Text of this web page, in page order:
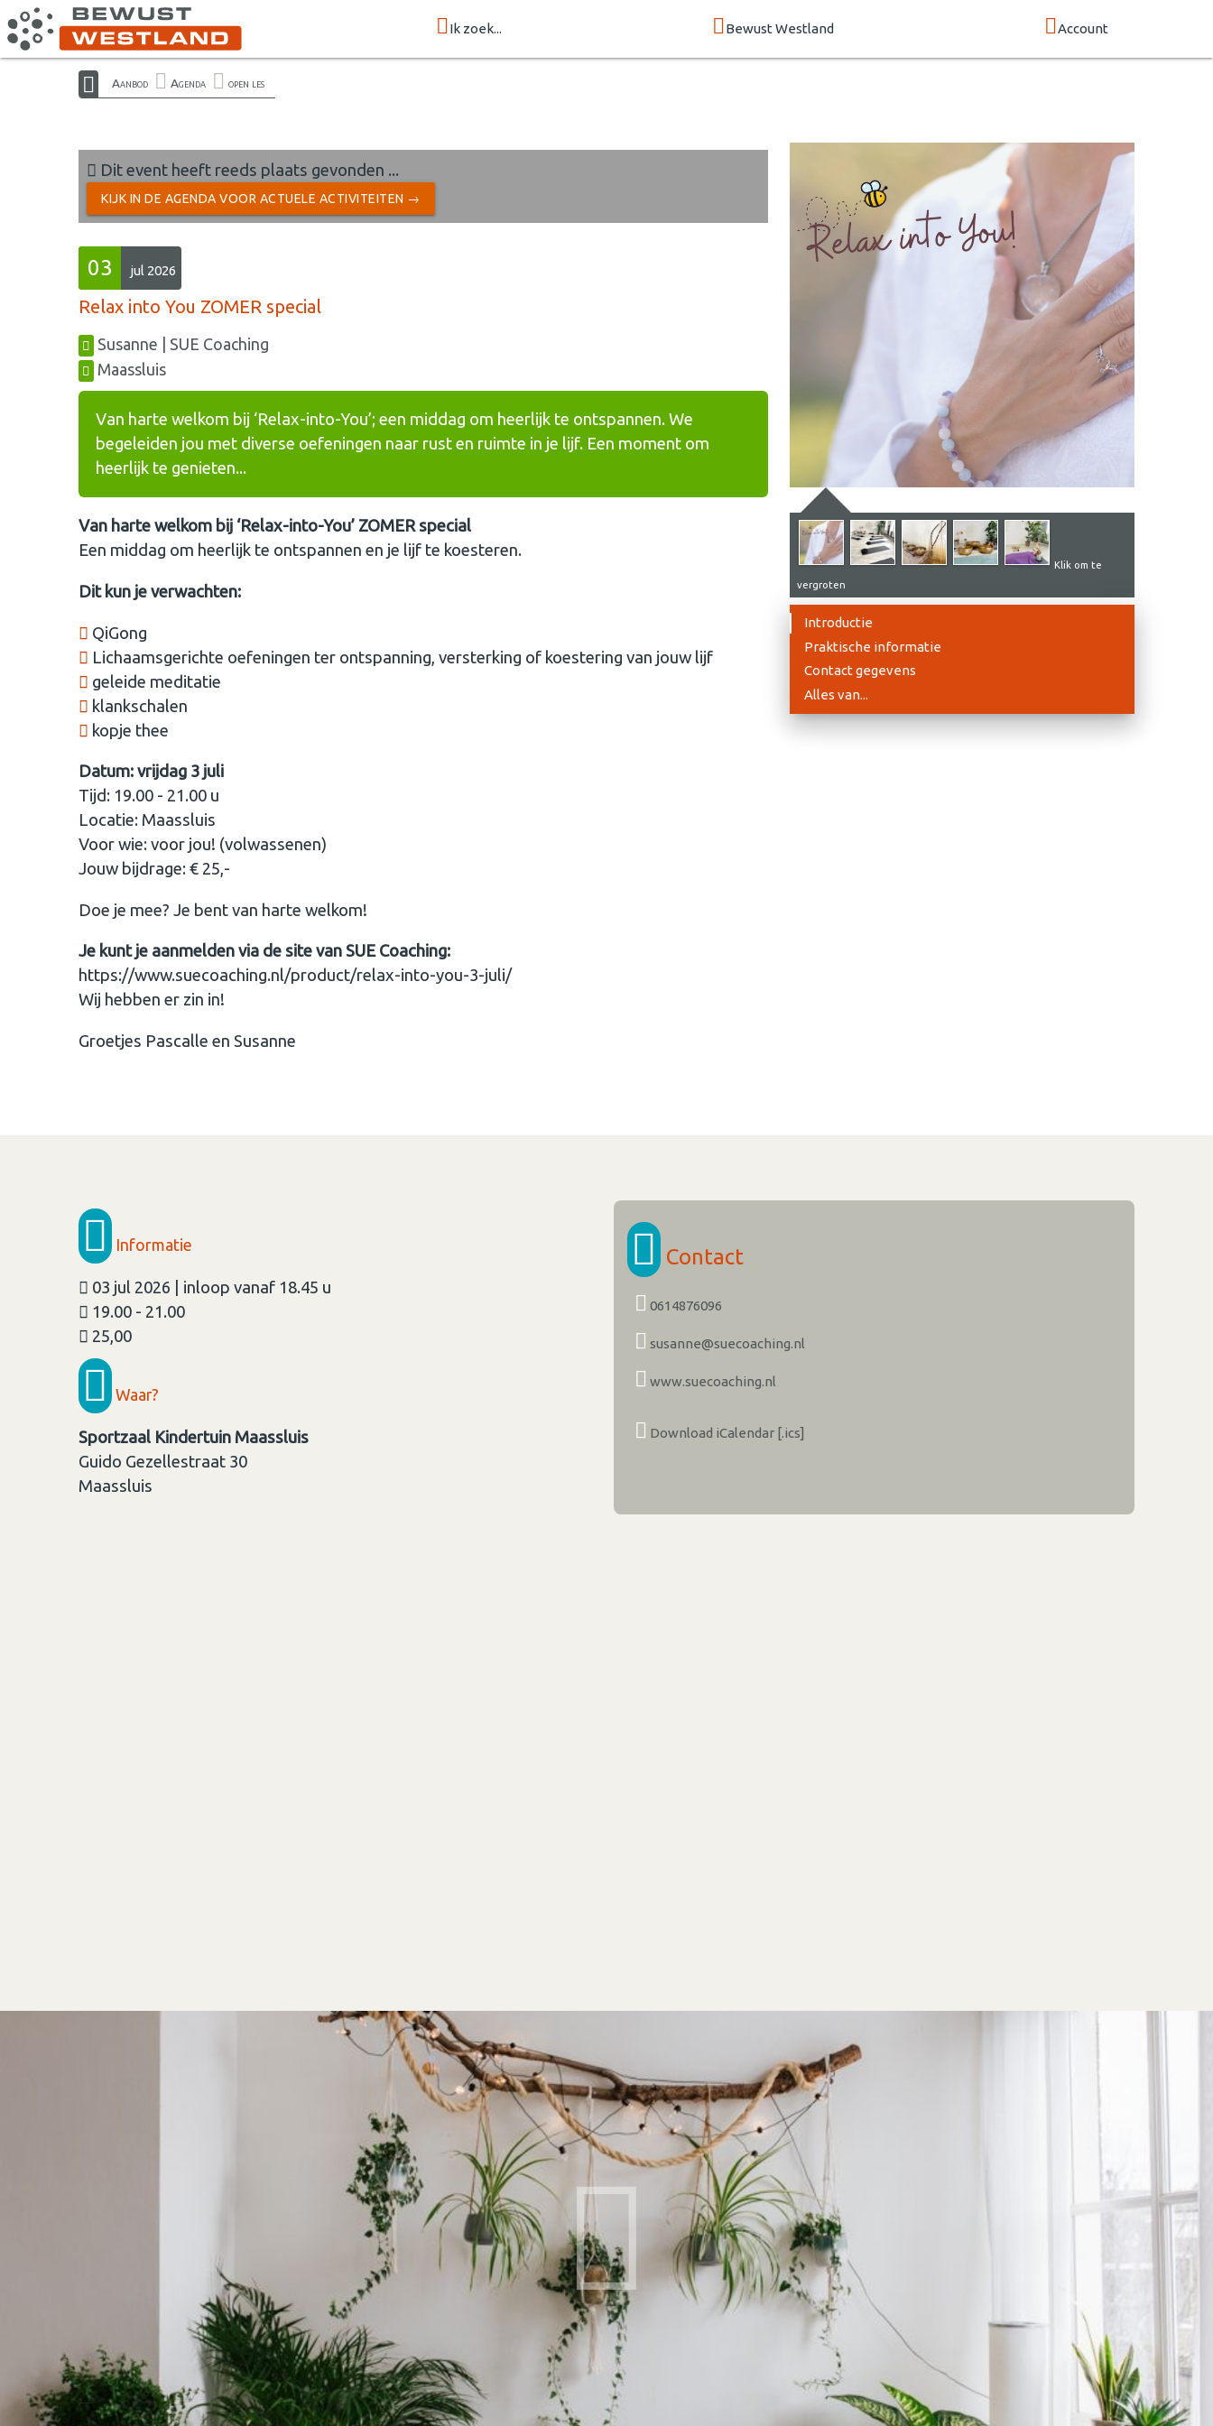
Ik zoek... Bewust Westland Account
Aanbod Agenda open les
Dit event heeft reeds plaats gevonden ...
KIJK IN DE AGENDA VOOR ACTUELE ACTIVITEITEN →
03 jul 2026
Relax into You ZOMER special
Susanne | SUE Coaching
Maassluis
Van harte welkom bij ‘Relax-into-You’; een middag om heerlijk te ontspannen. We
begeleiden jou met diverse oefeningen naar rust en ruimte in je lijf. Een moment om
heerlijk te genieten...
Van harte welkom bij ‘Relax-into-You’ ZOMER special
Een middag om heerlijk te ontspannen en je lijf te koesteren.
Dit kun je verwachten:
QiGong
Lichaamsgerichte oefeningen ter ontspanning, versterking of koestering van jouw lijf
⁠geleide meditatie
⁠klankschalen
⁠kopje thee
Datum: vrijdag 3 juli
Tijd: 19.00 - 21.00 u
Locatie: Maassluis
Voor wie: voor jou! (volwassenen)
Jouw bijdrage: € 25,-
Doe je mee? Je bent van harte welkom!
Je kunt je aanmelden via de site van SUE Coaching:
https://www.suecoaching.nl/product/relax-into-you-3-juli/
Wij hebben er zin in!
Groetjes Pascalle en Susanne
Klik om te
vergroten
Introductie
Praktische informatie
Contact gegevens
Alles van...
Informatie
03 jul 2026 | inloop vanaf 18.45 u
19.00 - 21.00
25,00
Waar?
Sportzaal Kindertuin Maassluis
Guido Gezellestraat 30
Maassluis
Contact
0614876096
susanne@suecoaching.nl
www.suecoaching.nl
Download iCalendar [.ics]